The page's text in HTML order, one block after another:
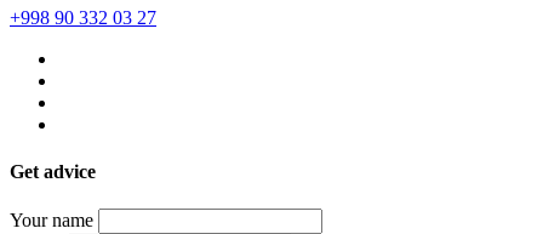
+998 90 332 03 27
Get advice
Your name